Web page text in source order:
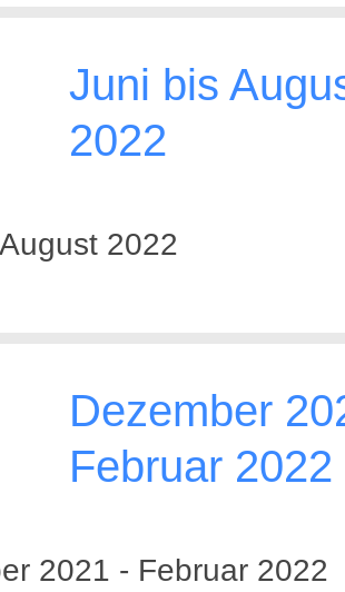
Juni bis
2022
2022
Dezember
Februar 2022
2021 - Februar 2022